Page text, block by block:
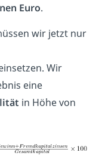
Euro.
wir jetzt nur
Wir
eine
in Höhe von